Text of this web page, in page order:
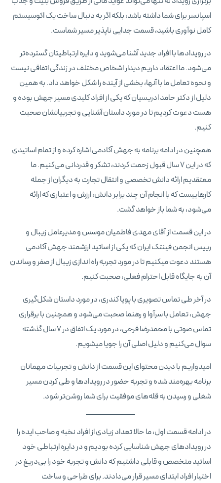
اسپانسر برای شما داشته باشد، بلکه اگر به دنبال ساخت یک اکوسیستم
کامل نوآوری باشید، قسمت جدایی ناپذیر مسیر شماست.
در رویدادها با افراد جدید آشنا می‌شوید و دایره ارتباطیتان گسترده‌تر
می‌شود. ما اعتقاد داریم دیدار اشخاص مختلف در زندگی اتفاقی نیست
و نحوه تعامل ما با آنها، بخشی از آینده را شکل خواهد داد. به همین
دلیل از دکتر حامد ادریسیان که یکی از افراد کلیدی مسیر جهش بوده و
هست دعوت کردیم تا در مورد داستان آشنایی و تجربیاتشان صحبت
کنیم.
همچنین در ادامه برنامه به جهش آکادمی اشاره کرده و از تمام اساتیدی
که در این ۷ سال قبول زحمت کردند، تشکر و قدردانی می‌کنیم. ما
معتقدیم ارائه دانش تخصصی و انتقال تجارت به دیگران از جمله
کارهاییست که با انجام آن چند برابر دانش، ارزش و اعتباری که ارائه
می‌شود، به شما باز خواهد گشت.
در این قسمت از آقای مهدی فاطمیان موسس و مدیرعامل زیبال و
رییس انجمن فینتک ایران که یکی از اساتید ارزشمند جهش آکادمی
هستند دعوت میکنیم تا در مورد تجربه راه اندازی زیبال از صفر و رساندن
آن به جایگاه قابل احترام فعلی، صحبت کنیم.
در آخر طی تماس تصویری با پویا کندری، در مورد داستان شکل‌گیری
جهش، تعامل با سرآوا و رهنما صحبت می‌شود و همچنین با برقراری
تماس صوتی با محمدرضا فرحی، در مورد یک اتفاق در ۷ سال گذشته
سوال می‌کنیم و دلیل اصلی آن را جویا میشویم.
امیدواریم با دیدن محتوای این قسمت از دانش و تجربیات مهمانان
برنامه بهره‌مند شده و تجربه حضور در رویدادها و طی کردن مسیر
شغلی و رسیدن به قله‌های موفقیت برای شما روشن‌تر شود.
در ادامه قسمت اول، ما حالا تعداد زیادی از افراد نخبه و صاحب ایده را
در رویدادهای جهش شناسایی کرده بودیم و در دایره ارتباطی خود
اساتید متخصص و قابلی داشتیم که دانش و تجربه خود را بی‌دریغ در
اختیار افراد ابتدای مسیر قرار می‌دادند. برای طراحی و ساخت